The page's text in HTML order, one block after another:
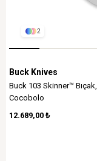
2
Buck Knives
Buck 103 Skinner™ Bıçak,
Cocobolo
12.689,00 ₺